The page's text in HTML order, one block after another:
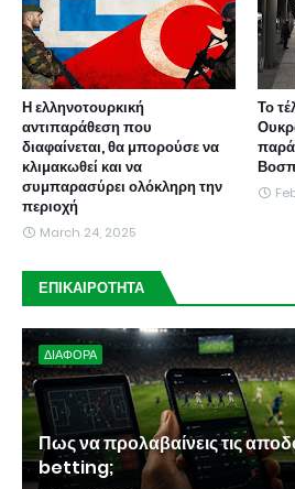
Η ελληνοτουρκική
αντιπαράθεση που
διαφαίνεται, θα μπορούσε να
κλιμακωθεί και να
συμπαρασύρει ολόκληρη την
περιοχή
March 24, 2025
Το
ΕΠΙΚΑΙΡΟΤΗΤΑ
ΔΙΑΦΟΡΑ
Πως να προλαβαίνεις τις
betting;